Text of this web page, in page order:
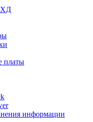
платы
информации